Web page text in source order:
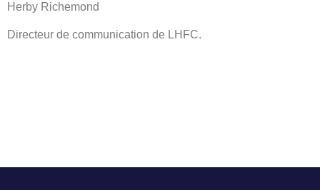
Herby Richemond
Directeur de communication de LHFC.